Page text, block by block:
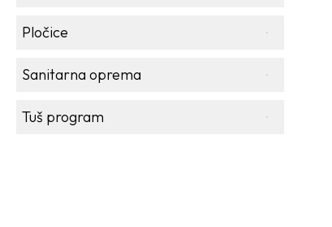
Pločice
Sanitarna oprema
Tuš program